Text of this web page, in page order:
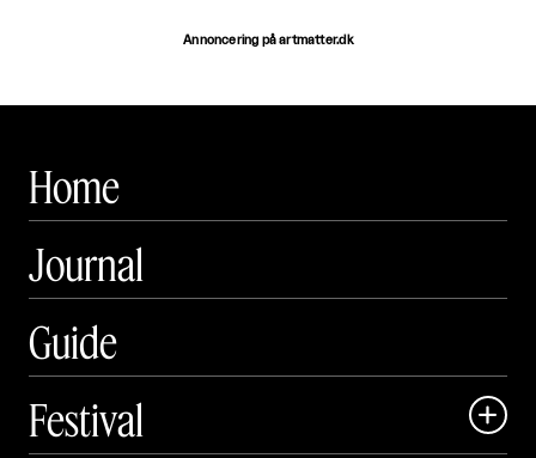
Annoncering på artmatter.dk
Home
Journal
Guide
Festival
